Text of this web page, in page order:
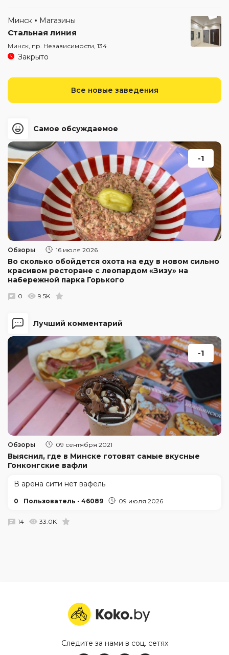
Минск Магазины
Стальная линия
Минск, пр. Независимости, 134
Закрыто
Все новые заведения
Лучший комментарий
-1
Обзоры 09 сентября 2021
Выяснил, где в Минске готовят самые вкусные
Гонконгские вафли
В арена сити нет вафель
0 Пользователь - 46089 09 июля 2026
14 33.0K
Самое обсуждаемое
-1
Обзоры 16 июля 2026
Во сколько обойдется охота на еду в новом сильно
красивом ресторане с леопардом «Зизу» на
набережной парка Горького
0 9.5K
Следите за нами в соц. сетях